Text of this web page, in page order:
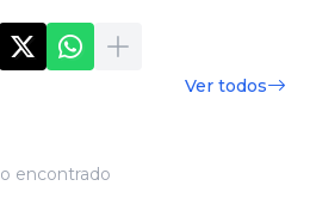
Ver todos
encontrado